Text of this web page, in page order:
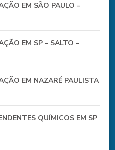
EM SÃO PAULO –
EM SP – SALTO –
EM NAZARÉ PAULISTA
QUÍMICOS EM SP